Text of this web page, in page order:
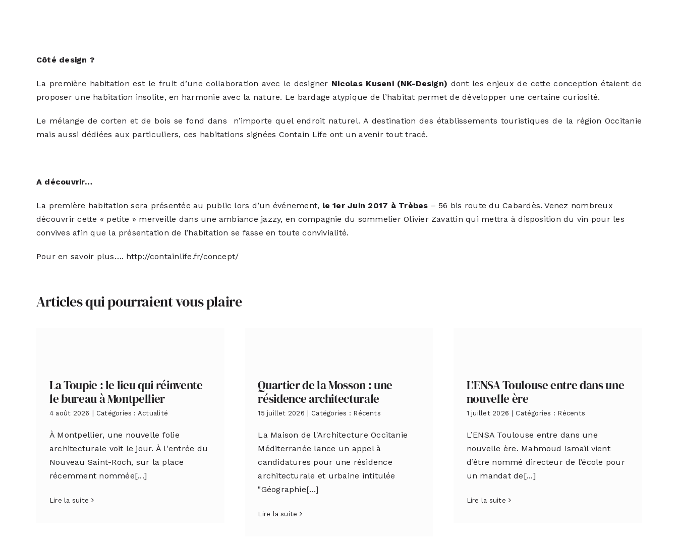
Côté design ?
La première habitation est le fruit d’une collaboration avec le designer Nicolas Kuseni (NK-Design) dont les enjeux de cette conception étaient de
proposer une habitation insolite, en harmonie avec la nature. Le bardage atypique de l’habitat permet de développer une certaine curiosité.
Le mélange de corten et de bois se fond dans n’importe quel endroit naturel. A destination des établissements touristiques de la région Occitanie
mais aussi dédiées aux particuliers, ces habitations signées Contain Life ont un avenir tout tracé.
A découvrir…
La première habitation sera présentée au public lors d’un événement, le 1er Juin 2017 à Trèbes – 56 bis route du Cabardès. Venez nombreux
découvrir cette « petite » merveille dans une ambiance jazzy, en compagnie du sommelier Olivier Zavattin qui mettra à disposition du vin pour les
convives afin que la présentation de l’habitation se fasse en toute convivialité.
Pour en savoir plus…. http://containlife.fr/concept/
Articles qui pourraient vous plaire
La Toupie : le lieu qui réinvente
le bureau à Montpellier
4 août 2026 Catégories : Actualité
À Montpellier, une nouvelle folie
architecturale voit le jour. À l'entrée du
Nouveau Saint-Roch, sur la place
récemment nommée[...]
Lire la suite
Quartier de la Mosson : une
résidence architecturale
15 juillet 2026 Catégories : Récents
La Maison de l'Architecture Occitanie
Méditerranée lance un appel à
candidatures pour une résidence
architecturale et urbaine intitulée
"Géographie[...]
Lire la suite
L’ENSA Toulouse entre dans une
nouvelle ère
1 juillet 2026 Catégories : Récents
L’ENSA Toulouse entre dans une
nouvelle ère. Mahmoud Ismaïl vient
d’être nommé directeur de l’école pour
un mandat de[...]
Lire la suite